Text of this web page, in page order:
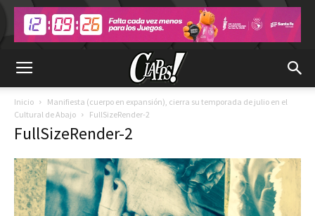
Inicio
Manifiesta (cuerpo en expansión), cierra su temporada de julio en el
Cultural de Abajo
FullSizeRender-2
FullSizeRender-2